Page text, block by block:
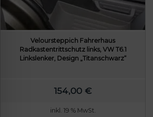
Veloursteppich Fahrerhaus
Radkastentrittschutz links, VW T6.1
Linkslenker, Design „Titanschwarz“
154,00 €
inkl. 19 % MwSt.